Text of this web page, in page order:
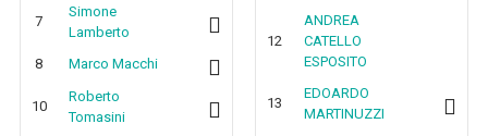
7
Simone
Lamberto
8
Marco Macchi
10
Roberto
Tomasini
12
ANDREA
CATELLO
ESPOSITO
13
EDOARDO
MARTINUZZI